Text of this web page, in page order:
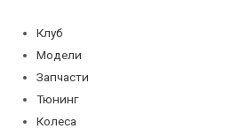
содержимому
Клуб
Модели
Запчасти
Тюнинг
Колеса